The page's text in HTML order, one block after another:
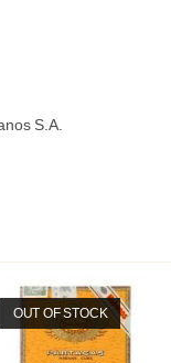
S.A.
OUT OF STOCK